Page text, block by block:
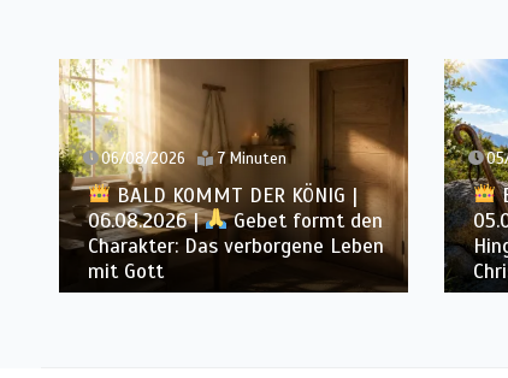
05/08/2026 6 Minuten
BALD KOMMT DER KÖNIG |
05.08.2026 |
Tägliche
Hingabe: Jeden Tag neu mit
Christus